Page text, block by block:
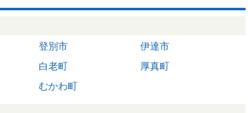
登別市
伊達市
白老町
厚真町
むかわ町